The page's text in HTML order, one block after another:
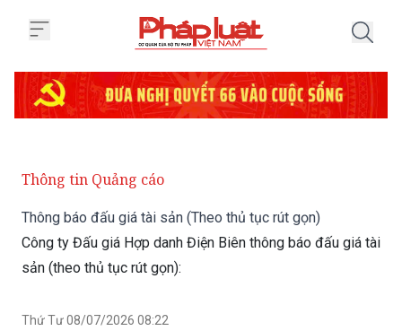
Thông báo đấu giá tài sản (Theo thủ tục rút gọn)
sản (theo thủ tục rút gọn):
Thứ Tư 08/07/2026 08:22